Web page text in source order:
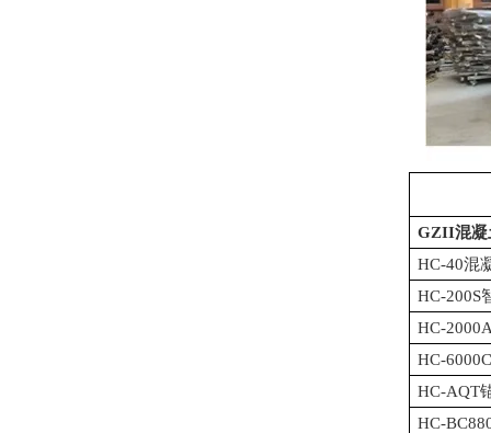
GZII混凝
HC-40混
HC-200S
HC-
HC-
HC-AQT
HC-